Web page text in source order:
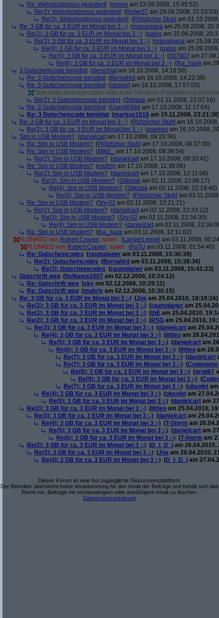
Re: Webshopbonus geändert! (hones am 23.09.2008, 15:45:52)
Re(2): Webshopbonus geändert! (RobeS7 am 29.09.2008, 22:23:53)
Re(3): Webshopbonus geändert! (Plötzlicher Stuhl am
Re: 3 GB für ca. 3 EUR im Monat bei 3 :-) (manamana am 25.09.2008,
Re(2): 3 GB für ca. 3 EUR im Monat bei 3 :-) (patos am 25.09.2008,
Re(3): 3 GB für ca. 3 EUR im Monat bei 3 :-) (manamana am
Re(4): 3 GB für ca. 3 EUR im Monat bei 3 :-) (patos am
Re(5): 3 GB für ca. 3 EUR im Monat bei 3 :-) (007007 am
Re(6): 3 GB für ca. 3 EUR im Monat bei 3 :-) (tha_haze am
3 Gutscheincode benötigt (derschlafam 16.10.2008, 14:16:50)
Re: 3 Gutscheincode benötigt (Bernahrd am 16.10.2008, 14:22:39)
Re: 3 Gutscheincode benötigt (obsolet am 16.10.2008, 17:57:05)
Vom Autor zurückgezogen oder Autor hat seine Registrierung nicht
Re(2): 3 Gutscheincode benötigt (Slikslak am 02.11.2008, 22:07:16)
Re: 3 Gutscheincode benötigt (User86994 am 17.10.2008, 11:17:04)
Re: 3 Gutscheincode benötigt (markus1016 am 15.11.2008,
Re: 3 GB für ca. 3 EUR im Monat bei 3 :-) (Plötzlicher Stuhl am
Re(2): 3 GB für ca. 3 EUR im Monat bei 3 :-) (esemes am 16.10.2008,
Sim in USB Modem? (danielcart am 17.10.2008, 08:20:36)
Re: Sim in USB Modem? (Plötzlicher Stuhl am 17.10.2008, 08:37:00)
Re: Sim in USB Modem? (MikE_
am 17.10.2008, 08:39:54)
Re(2): Sim in USB Modem? (danielcart am 17.10.2008, 09:33:41)
Re: Sim in USB Modem? (muhrly am 17.10.2008, 11:38:06)
Re(2): Sim in USB Modem? (danielcart am 17.10.2008, 12:11:06)
Re(3): Sim in USB Modem? (Slikslak am 02.11.2008, 22:06:17)
Re(4): Sim in USB Modem? (Slikslak am 02.11.2008, 22:19:40)
Re(5): Sim in USB Modem? (Plötzlicher Stuhl am
Re: Sim in USB Modem? (Srv-02 am 02.11.2008, 22:21:21)
Re(2): Sim in USB Modem? (danielcart am 02.11.2008, 22:33:12)
Re(3): Sim in USB Modem? (Srv-02 am 02.11.2008, 22:34:30)
Re(4): Sim in USB Modem? (danielcart am 02.11.2008,
Re: Sim in USB Modem? (tha_haze am 03.11.2008, 12:11:02)
PLONKED von Robert Craven: spam (LangerLmmel am 03.11.2008,
PLONKED von Robert Craven: spam (FoTU am 03.11.2008, 01:54:40)
Re: Gutscheincodes (raumplaner am 03.11.2008, 15:36:39)
Re(2): Gutscheincodes (Bernahrd am 03.11.2008, 15:38:36)
Re(3): Gutscheincodes (raumplaner am 03.11.2008, 15:41:23)
Gutschrift weg (NoName2007 am 02.12.2008, 10:24:12)
Re: Gutschrift weg (sky am 02.12.2008, 10:29:11)
Re: Gutschrift weg (muhrly am 02.12.2008, 10:30:15)
Re: 3 GB für ca. 3 EUR im Monat bei 3 :-) (Joe am 25.04.2010, 18:10:16)
Re(2): 3 GB für ca. 3 EUR im Monat bei 3 :-) (raumplaner am
Re(2): 3 GB für ca. 3 EUR im Monat bei 3 :-) (thE am 25.04.2010,
Re(2): 3 GB für ca. 3 EUR im Monat bei 3 :-) (RSG am 25.04.2010,
Re(3): 3 GB für ca. 3 EUR im Monat bei 3 :-) (danielcart am
Re(4): 3 GB für ca. 3 EUR im Monat bei 3 :-) ( littleo am
Re(5): 3 GB für ca. 3 EUR im Monat bei 3 :-) (danielcart am
Re(6): 3 GB für ca. 3 EUR im Monat bei 3 :-) ( littleo am
Re(7): 3 GB für ca. 3 EUR im Monat bei 3 :-) (danielcart
Re(7): 3 GB für ca. 3 EUR im Monat bei 3 :-) (Codename
Re(8): 3 GB für ca. 3 EUR im Monat bei 3 :-) (groti67
Re(9): 3 GB für ca. 3 EUR im Monat bei 3 :-) (
Re(7): 3 GB für ca. 3 EUR im Monat bei 3 :-) (obsolet
Re(4): 3 GB für ca. 3 EUR im Monat bei 3 :-) (obsolet am
Re(5): 3 GB für ca. 3 EUR im Monat bei 3 :-) (danielcart am
Re(2): 3 GB für ca. 3 EUR im Monat bei 3 :-) ( littleo am 25.04.2010,
Re(3): 3 GB für ca. 3 EUR im Monat bei 3 :-) (danielcart am
Re(4): 3 GB für ca. 3 EUR im Monat bei 3 :-) (T-Storm am
Re(5): 3 GB für ca. 3 EUR im Monat bei 3 :-) (danielcart am
Re(6): 3 GB für ca. 3 EUR im Monat bei 3 :-) (T-Storm am
Re(2): 3 GB für ca. 3 EUR im Monat bei 3 :-) (D_I_D_I
am 26.04.2010,
Re(3): 3 GB für ca. 3 EUR im Monat bei 3 :-) (Joe am 26.04.2010,
Re(4): 3 GB für ca. 3 EUR im Monat bei 3 :-) (D_I_D_I am
Dieses Forum ist eine frei zugängliche Diskussionsplattform.
Der Betreiber übernimmt keine Verantwortung für den Inhalt der Beiträge und behält sich das
Recht vor, Beiträge mit rechtswidrigem oder anstößigem Inhalt zu löschen.
Datenschutzerklärung